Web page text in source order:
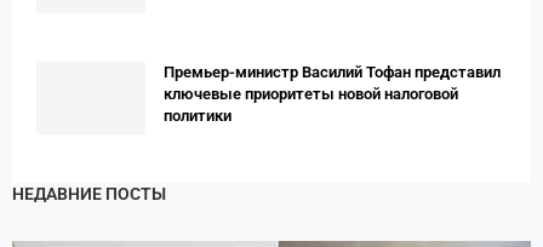
Премьер-министр Василий Тофан представил
ключевые приоритеты новой налоговой
политики
НЕДАВНИЕ ПОСТЫ